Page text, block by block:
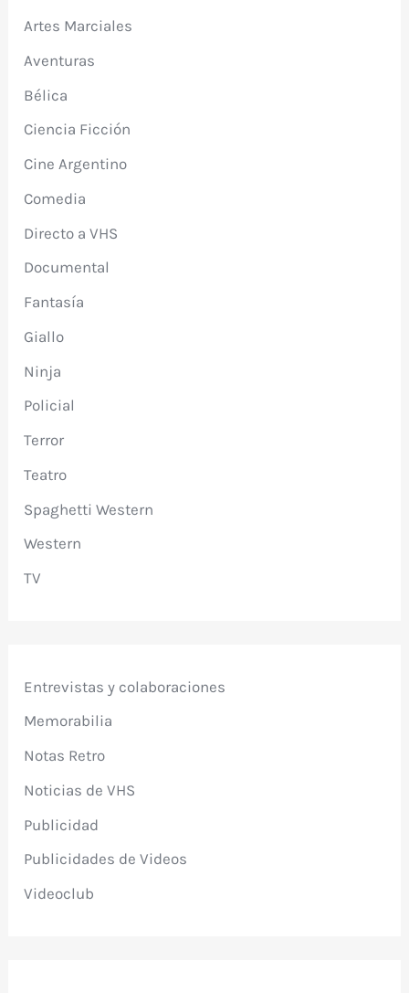
Artes Marciales
Aventuras
Bélica
Ciencia Ficción
Cine Argentino
Comedia
Directo a VHS
Documental
Fantasía
Giallo
Ninja
Policial
Terror
Teatro
Spaghetti Western
Western
TV
Entrevistas y colaboraciones
Memorabilia
Notas Retro
Noticias de VHS
Publicidad
Publicidades de Videos
Videoclub